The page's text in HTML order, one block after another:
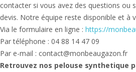
contacter si vous avez des questions ou
devis. Notre équipe reste disponible et à
Via le formulaire en ligne : https://
Par téléphone : 04 88 14 47 09
Par e-mail : contact@monbeaugazon.fr
Retrouvez nos pelouse synthetique